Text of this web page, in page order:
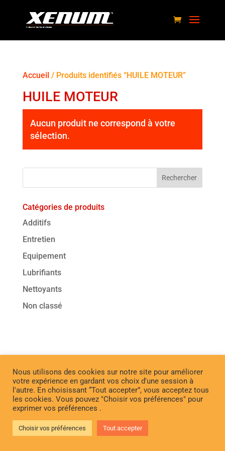
Accueil / Produits identifiés “HUILE MOTEUR”
HUILE MOTEUR
Aucun produit ne correspond à votre
sélection.
Catégories de produits
Additifs
Entretien
Equipement
Lubrifiants
Nettoyants
Non classé
Nous utilisons des cookies sur notre site pour améliorer
votre expérience en gardant vos choix d'une session à
l'autre. En choisissant “Tout accepter”, vous acceptez tous
les cookies. Vous pouvez "Choisir vos préférences" pour
exprimer vos préférences .
Choisir vos préférences Tout accepter